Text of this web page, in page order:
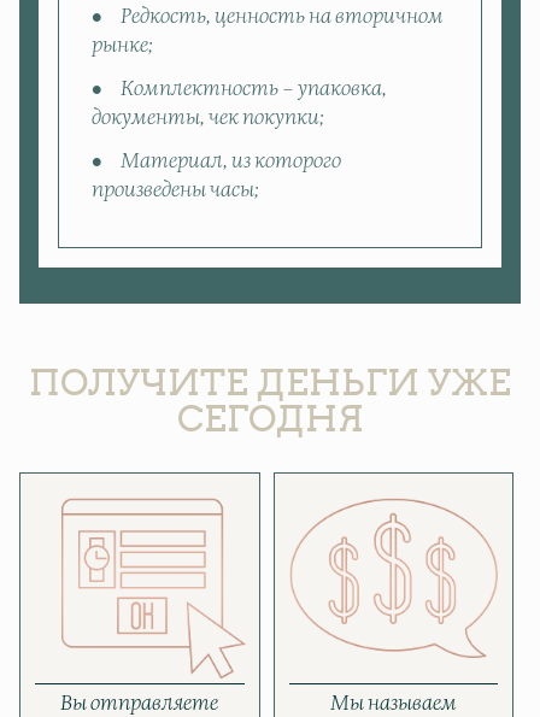
Редкость, ценность на вторичном
рынке;
Комплектность – упаковка,
документы, чек покупки;
Материал, из которого
произведены часы;
ПОЛУЧИТЕ ДЕНЬГИ УЖЕ
СЕГОДНЯ
Вы отправляете
Мы называем